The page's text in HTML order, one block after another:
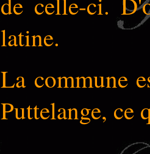
latine.
La commune
Puttelange, ce